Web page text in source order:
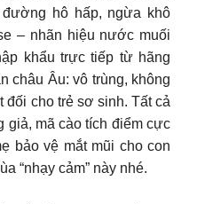
hô hấp, ngừa khô
– nhãn hiệu nước muối
khẩu trực tiếp từ hãng
châu Âu: vô trùng, không
đối cho trẻ sơ sinh. Tất cả
giả, mã cào tích điểm cực
bảo vệ mắt mũi cho con
“nhạy cảm” này nhé.